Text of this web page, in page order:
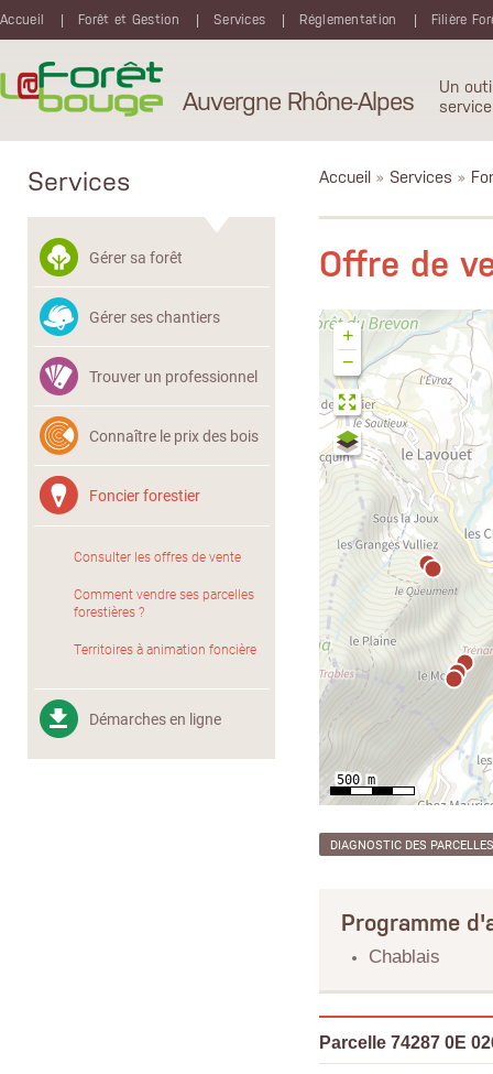
Accueil
Forêt et Gestion Services Réglementation Filière
Auvergne Rhône-Alpes
Un
Services
Gérer sa forêt
Gérer ses chantiers
Trouver un professionnel
Connaître le prix des bois
Foncier forestier
Consulter les offres de vente
Comment vendre ses parcelles
forestières ?
Territoires à animation foncière
Démarches en ligne
Accueil » Services »
Offre de
+
−
DIAGNOSTIC DES PARCELLES
Programme
Chablais
Parcelle 74287 0E